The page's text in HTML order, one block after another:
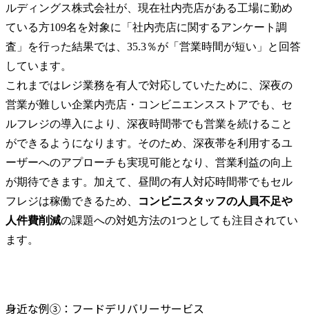
ルディングス株式会社が、現在社内売店がある工場に勤め
ている方109名を対象に「社内売店に関するアンケート調
査」を行った結果では、35.3％が「営業時間が短い」と回答
しています。
これまではレジ業務を有人で対応していたために、深夜の
営業が難しい企業内売店・コンビニエンスストアでも、セ
ルフレジの導入により、深夜時間帯でも営業を続けること
ができるようになります。そのため、深夜帯を利用するユ
ーザーへのアプローチも実現可能となり、営業利益の向上
が期待できます。加えて、昼間の有人対応時間帯でもセル
フレジは稼働できるため、
コンビニスタッフの人員不足や
人件費削減の課題への対処方法の1つとしても注目されてい
ます。
身近な例③：フードデリバリーサービス